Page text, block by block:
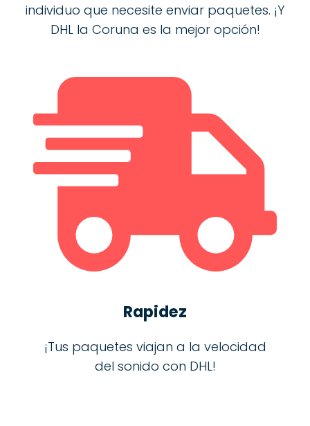
individuo que necesite enviar paquetes. ¡Y
DHL la Coruna es la mejor opción!
Rapidez
¡Tus paquetes viajan a la velocidad
del sonido con DHL!